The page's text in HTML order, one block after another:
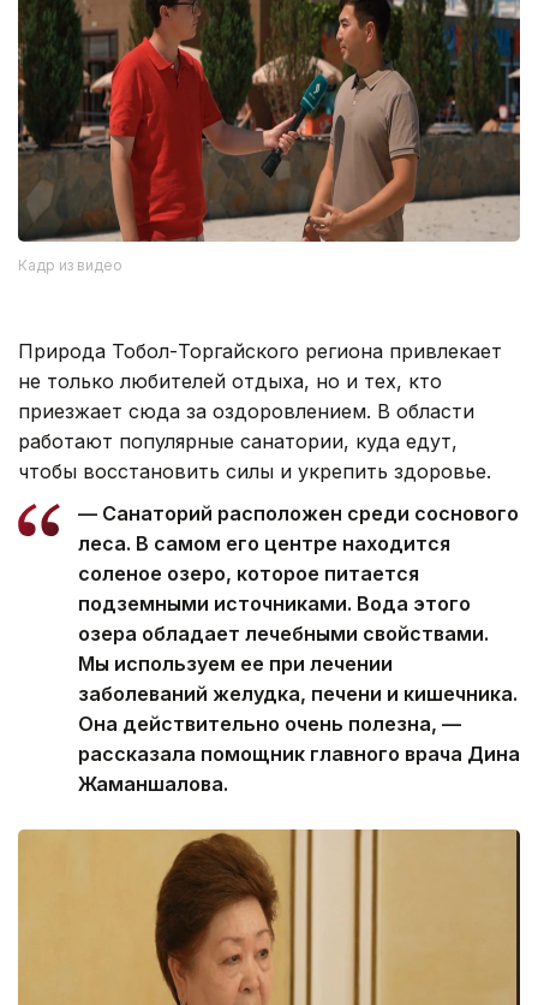
Кадр из видео
Природа Тобол-Торгайского региона привлекает
не только любителей отдыха, но и тех, кто
приезжает сюда за оздоровлением. В области
работают популярные санатории, куда едут,
чтобы восстановить силы и укрепить здоровье.
— Санаторий расположен среди соснового
леса. В самом его центре находится
соленое озеро, которое питается
подземными источниками. Вода этого
озера обладает лечебными свойствами.
Мы используем ее при лечении
заболеваний желудка, печени и кишечника.
Она действительно очень полезна, —
рассказала помощник главного врача Дина
Жаманшалова.